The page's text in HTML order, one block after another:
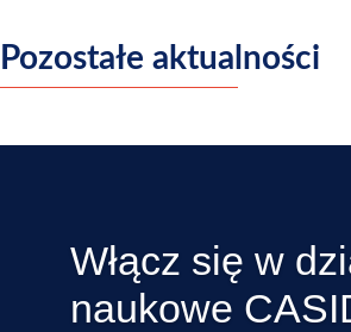
Pozostałe aktualności
Włącz się w
naukowe